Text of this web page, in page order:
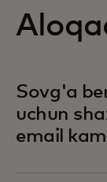
Sovg'a
uchun
email